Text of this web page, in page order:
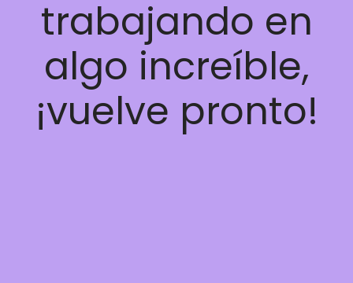
trabajando en
algo increíble,
¡vuelve pronto!